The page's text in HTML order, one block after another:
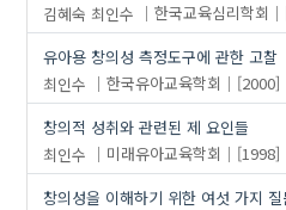
김혜숙 최인수 한국교육심리학회
유아용 창의성 측정도구에 관한 고찰
최인수
한국유아교육학회
[2000]
창의적 성취와 관련된 제 요인들
최인수
미래유아교육학회
[1998]
창의성을 이해하기 위한 여섯 가지 질